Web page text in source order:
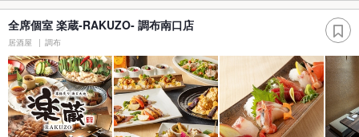
全席個室 楽蔵‐RAKUZO‐ 調布南口店
居酒屋 調布